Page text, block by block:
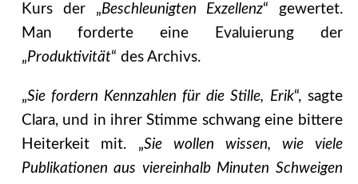
Kurs der „Beschleunigten Exzellenz“ gewertet.
Man forderte eine Evaluierung der
„Produktivität“ des Archivs.
„Sie fordern Kennzahlen für die Stille, Erik“, sagte
Clara, und in ihrer Stimme schwang eine bittere
Heiterkeit mit. „Sie wollen wissen, wie viele
Publikationen aus viereinhalb Minuten Schweigen